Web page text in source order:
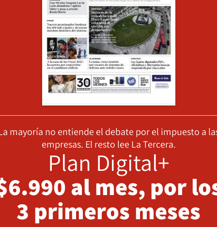
mayoría no entiende el debate por el impuesto a
empresas. El resto lee La Tercera.
Plan Digital+
al mes, por
3 primeros meses